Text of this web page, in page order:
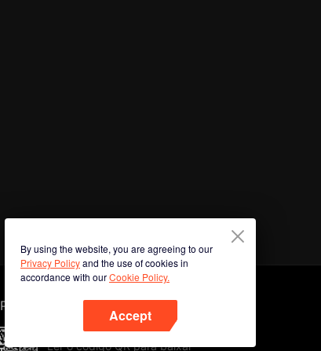
By using the website, you are agreeing to our
Privacy Policyand the use of cookies in
accordance with ourCookie Policy.
Accept
Phone
Ler o código QR para baixar